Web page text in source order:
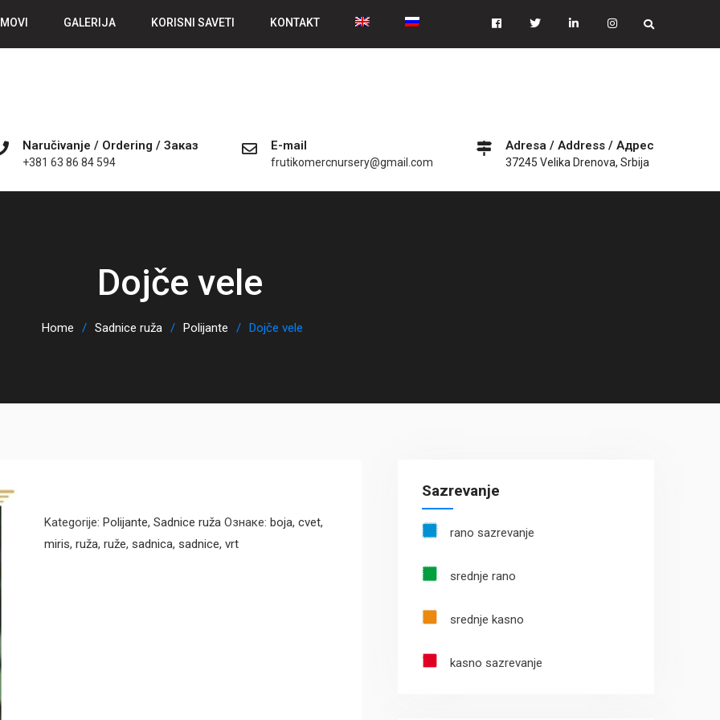
GALERIJA KORISNI SAVETI KONTAKT
Naručivanje / Ordering / Заказ
+381 63 86 84 594
E-mail
frutikomercnursery@gmail.com
Adresa / Address / Адрес
37245 Velika Drenova, Srbija
Dojče vele
Home Sadnice ruža Polijante Dojče vele
Kategorije: Polijante, Sadnice ruža Ознаке: boja, cvet,
miris, ruža, ruže, sadnica, sadnice, vrt
Sazrevanje
rano sazrevanje
srednje rano
srednje kasno
kasno sazrevanje